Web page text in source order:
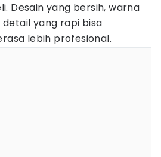
Desain yang bersih, warna
yang rapi bisa
lebih profesional.